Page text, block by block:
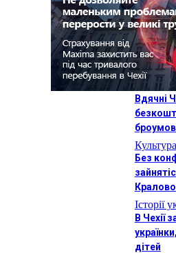
Вдячні
Культура
Без
Історії
В Чехії
дітей